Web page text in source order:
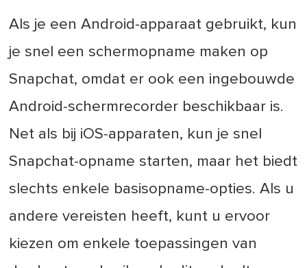
Als je een Android-apparaat gebruikt, kun
je snel een schermopname maken op
Snapchat, omdat er ook een ingebouwde
Android-schermrecorder beschikbaar is.
Net als bij iOS-apparaten, kun je snel
Snapchat-opname starten, maar het biedt
slechts enkele basisopname-opties. Als u
andere vereisten heeft, kunt u ervoor
kiezen om enkele toepassingen van